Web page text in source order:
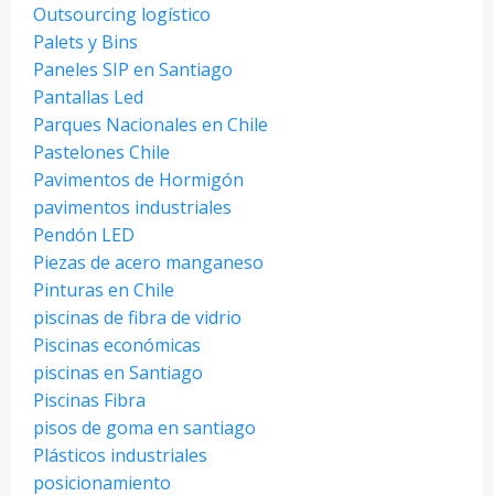
Outsourcing logístico
Palets y Bins
Paneles SIP en Santiago
Pantallas Led
Parques Nacionales en Chile
Pastelones Chile
Pavimentos de Hormigón
pavimentos industriales
Pendón LED
Piezas de acero manganeso
Pinturas en Chile
piscinas de fibra de vidrio
Piscinas económicas
piscinas en Santiago
Piscinas Fibra
pisos de goma en santiago
Plásticos industriales
posicionamiento